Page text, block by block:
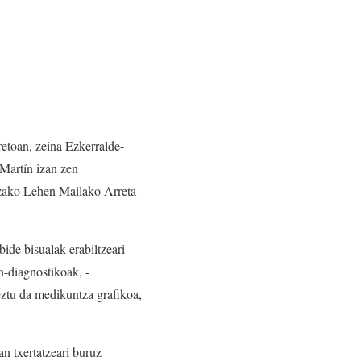
zeina Ezkerralde-
izan zen
Lehen Mailako Arreta
bisualak erabiltzeari
diagnostikoak, -
da medikuntza grafikoa,
txertatzeari buruz